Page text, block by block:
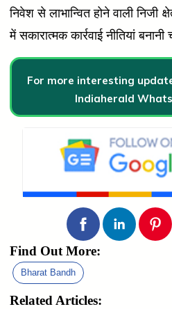
निवेश से लाभान्वित होने वाली निजी
में सकारात्मक कार्रवाई नीतियां बनानी
For more interesting
Indiaherald
Find Out More:
Bharat Bandh
Related Articles: